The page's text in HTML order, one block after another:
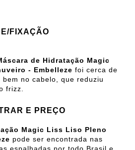
FIXAÇÃO
de Hidratação Magic
- Embelleze foi cerca de
no cabelo, que reduziu
frizz.
E PREÇO
Magic Liss Liso Pleno
pode ser encontrada nas
espalhadas por todo Brasil e